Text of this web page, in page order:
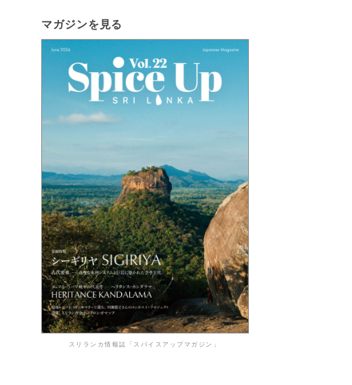
マガジンを見る
スリランカ情報誌「スパイスアップマガジン」